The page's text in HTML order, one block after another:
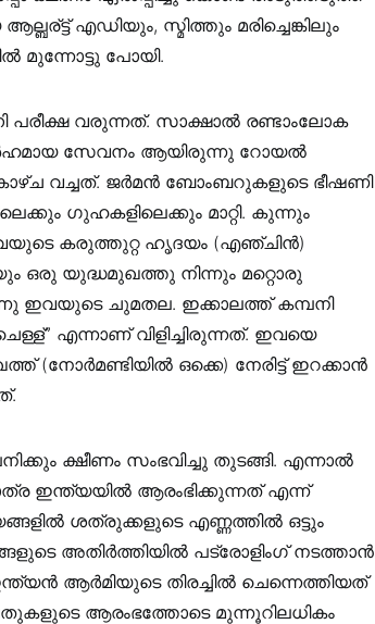
എഡിയും, സ്മിത്തും മരിച്ചെങ്കിലും
മുന്നോട്ടു പോയി.
വരുന്നത്. സാക്ഷാല്‍ രണ്ടാംലോക
സേവനം ആയിരുന്നു റോയല്‍
വച്ചത്. ജര്‍മന്‍ ബോംബറുകളുടെ ഭീഷണി
ഗുഹകളിലെക്കും മാറ്റി. കുന്നും
കരുത്തുറ്റ ഹൃദയം (എഞ്ചിന്‍)
ഒരു യുദ്ധമുഖത്തു നിന്നും മറ്റൊരു
ഇവയുടെ ചുമതല. ഇക്കാലത്ത് കമ്പനി
എന്നാണ് വിളിച്ചിരുന്നത്‌. ഇവയെ
(നോര്‍മണ്ടിയില്‍ ഒക്കെ) നേരിട്ട് ഇറക്കാന്‍
ക്ഷീണം സംഭവിച്ചു തുടങ്ങി. എന്നാല്‍
ഇന്ത്യയില്‍ ആരംഭിക്കുന്നത് എന്ന്
ശത്രുക്കളുടെ എണ്ണത്തില്‍ ഒട്ടും
അതിര്‍ത്തിയില്‍ പട്രോളിംഗ് നടത്താന്‍
ആര്‍മിയുടെ തിരച്ചില്‍ ചെന്നെത്തിയത്
ആരംഭത്തോടെ മുന്നൂറിലധികം